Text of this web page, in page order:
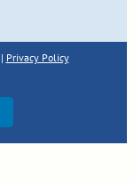
Privacy Policy